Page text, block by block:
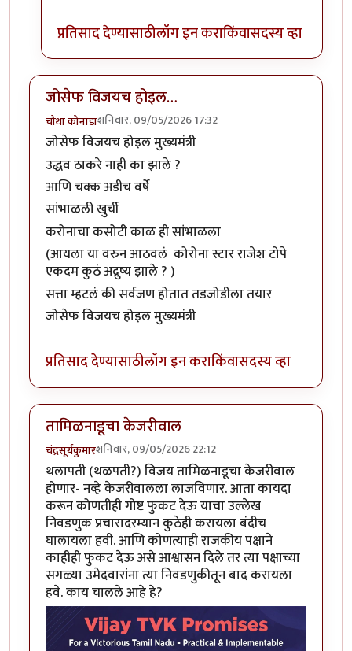
प्रतिसाद देण्यासाठीलॉग इन कराकिंवासदस्य व्हा
जोसेफ विजयच होइल…
चौथा कोनाडाशनिवार, 09/05/2026 17:32
जोसेफ विजयच होइल मुख्यमंत्री
उद्धव ठाकरे नाही का झाले ?
आणि चक्क अडीच वर्षे
सांभाळली खुर्ची
करोनाचा कसोटी काळ ही सांभाळला
(आयला या वरुन आठवलं कोरोना स्टार राजेश टोपे
एकदम कुठं अद्रुष्य झाले ? )
सत्ता म्हटलं की सर्वजण होतात तडजोडीला तयार
जोसेफ विजयच होइल मुख्यमंत्री
प्रतिसाद देण्यासाठीलॉग इन कराकिंवासदस्य व्हा
तामिळनाडूचा केजरीवाल
चंद्रसूर्यकुमारशनिवार, 09/05/2026 22:12
थलापती (थळपती?) विजय तामिळनाडूचा केजरीवाल
होणार- नव्हे केजरीवालला लाजविणार. आता कायदा
करून कोणतीही गोष्ट फुकट देऊ याचा उल्लेख
निवडणुक प्रचारादरम्यान कुठेही करायला बंदीच
घालायला हवी. आणि कोणत्याही राजकीय पक्षाने
काहीही फुकट देऊ असे आश्वासन दिले तर त्या पक्षाच्या
सगळ्या उमेदवारांना त्या निवडणुकीतून बाद करायला
हवे. काय चालले आहे हे?